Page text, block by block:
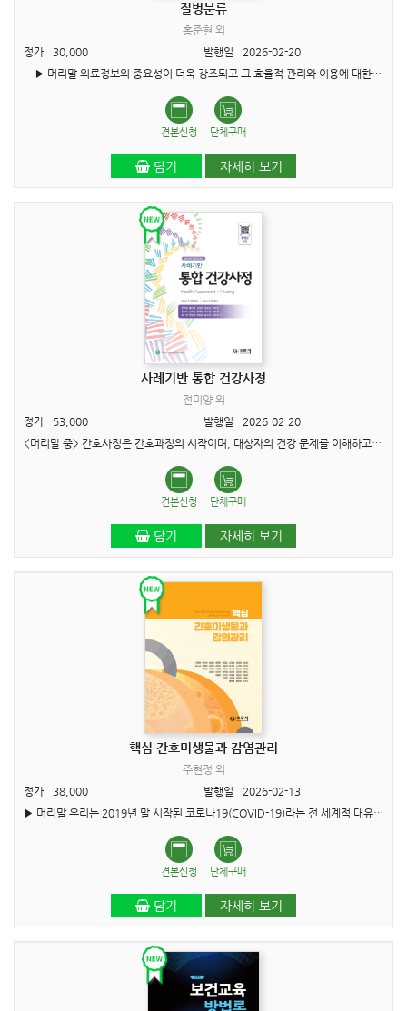
질병분류
홍준현 외
정가
30,000 발행일
2026-02-20
▶ 머리말 의료정보의 중요성이 더욱 강조되고 그 효율적 관리와 이용에 대한 연구와 관심이 높아지고 있는 것은 전 세계적으로 공통된 현실이다. 의료정보, 특히 병원 정보 중에서 중..
견본신청 단체구매
담기 자세히 보기
사례기반 통합 건강사정
전미양 외
정가
53,000 발행일
2026-02-20
<머리말 중> 간호사정은 간호과정의 시작이며, 대상자의 건강 문제를 이해하고 적합한 간호중재를 계획하기 위한 가장 핵심적인 단계이다. 정확하고 체계적인 간호사정은 대상자의 건강문제를 정확하..
견본신청 단체구매
담기 자세히 보기
핵심 간호미생물과 감염관리
주현정 외
정가
38,000 발행일
2026-02-13
▶ 머리말 우리는 2019년 말 시작된 코로나19(COVID-19)라는 전 세계적 대유행을 거치며, 700만 명 이상의 소중한 생명을 잃는 아픔을 겪었습니다. 이 거대한 팬데믹은 우리에게 감염병 관리의 중요성을 뼈..
견본신청 단체구매
담기 자세히 보기